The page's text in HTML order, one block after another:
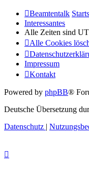
Beamtentalk
Interessantes
Alle Zeiten sind
Alle Cookies
Impressum
Kontakt
Powered by phpBB®
Deutsche Übersetzung
Datenschutz |